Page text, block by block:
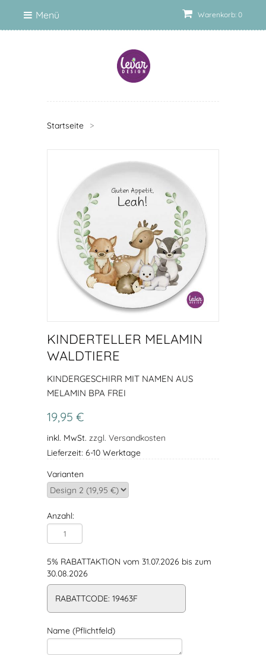
Warenkorb: 0
Menü
Startseite >
KINDERTELLER MELAMIN
WALDTIERE
KINDERGESCHIRR MIT NAMEN AUS
MELAMIN BPA FREI
19,95 €
inkl. MwSt. zzgl. Versandkosten
Lieferzeit: 6-10 Werktage
Varianten
Anzahl:
5% RABATTAKTION vom 31.07.2026 bis zum
30.08.2026
RABATTCODE: 19463F
Name (Pflichtfeld)